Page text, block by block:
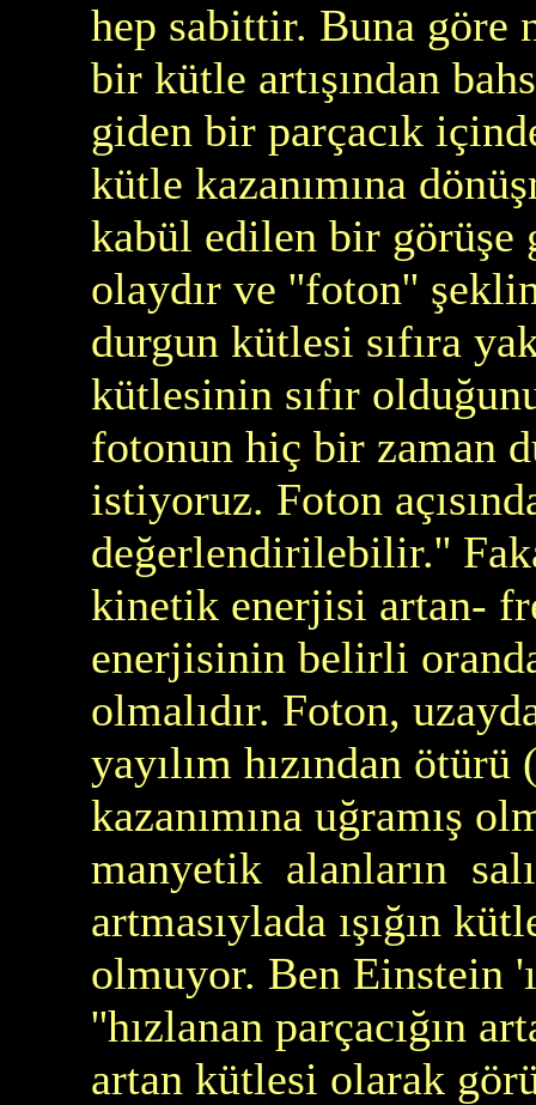
hep sabittir. Buna göre
bir kütle artışından
giden bir parçacık
kütle kazanımına
kabül edilen bir görüşe
olaydır ve ''foton''
durgun kütlesi sıfıra
kütlesinin sıfır
fotonun hiç bir zaman
istiyoruz. Foton
değerlendirilebilir.''
kinetik enerjisi artan-
enerjisinin belirli
olmalıdır. Foton,
yayılım hızından ötürü
kazanımına uğramış
manyetik alanların
artmasıylada ışığın
olmuyor. Ben Einstein
''hızlanan parçacığın
artan kütlesi olarak